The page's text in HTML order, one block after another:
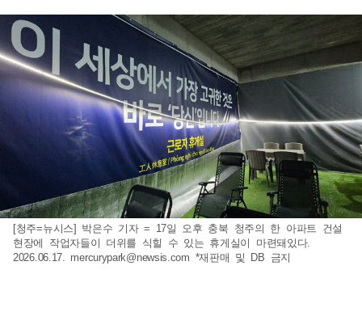
[청주=뉴시스] 박은수 기자 = 17일 오후 충북 청주의 한 아파트 건설
현장에 작업자들이 더위를 식힐 수 있는 휴게실이 마련돼있다.
2026.06.17. mercurypark@newsis.com *재판매 및 DB 금지